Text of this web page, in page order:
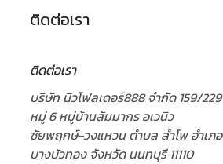
ติดต่อเรา
ติดต่อเรา
บริษัท นิวโฟลเดอร์888 จำกัด 159/229
หมู่ 6 หมู่บ้านสัมมากร อเวนิว
ชัยพฤกษ์-วงแหวน ตำบล ลำโพ อำเภอ
บางบัวทอง จังหวัด นนทบุรี 11110